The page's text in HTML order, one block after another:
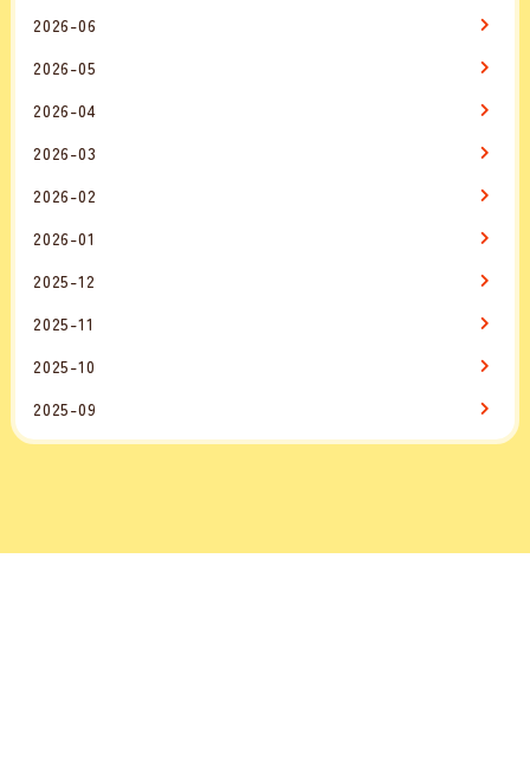
2026-06
2026-05
2026-04
2026-03
2026-02
2026-01
2025-12
2025-11
2025-10
2025-09